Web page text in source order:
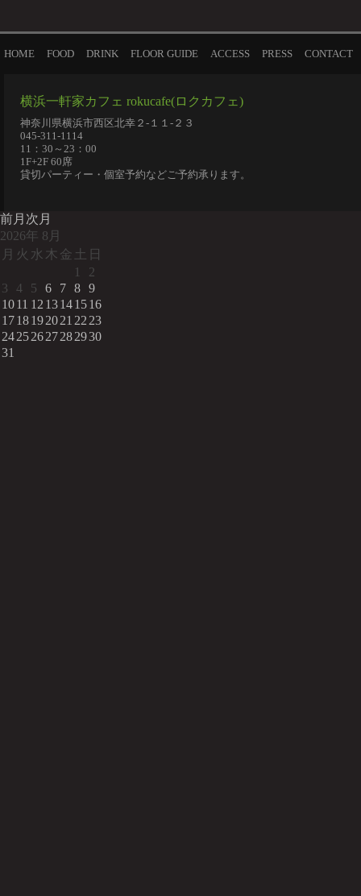
HOME FOOD DRINK FLOOR GUIDE ACCESS PRESS CONTACT
横浜一軒家カフェ rokucafe(ロクカフェ)
神奈川県横浜市西区北幸２-１１-２３
045-311-1114
11：30～23：00
1F+2F 60席
貸切パーティー・個室予約などご予約承ります。
前月 次月
2026年 8月
月 火 水 木 金 土 日
1
2
3
4 5 6 7 8 9
1011 12 13141516
1718192021 22 23
24252627282930
31